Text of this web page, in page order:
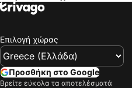
Hotel Kapri
Επιλογή χώρας
Προσθήκη στο Google
Βρείτε εύκολα τα αποτελέσματά